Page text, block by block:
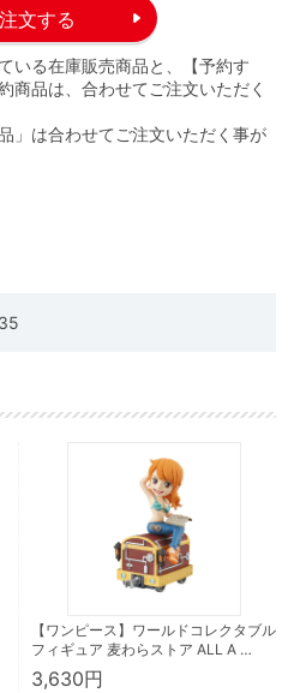
いる在庫販売商品と、【予約す
商品は、合わせてご注文いただく
」は合わせてご注文いただく事が
【ワンピース】ワールドコレクタブル
フィギュア 麦わらストア ALL A …
3,630円